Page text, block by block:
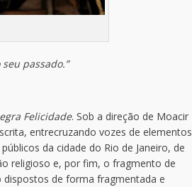
passado.”
Felicidade. Sob a direção de Moacir
entrecruzando vozes de elementos
da cidade do Rio de Janeiro, de
religioso e, por fim, o fragmento de
dispostos de forma fragmentada e